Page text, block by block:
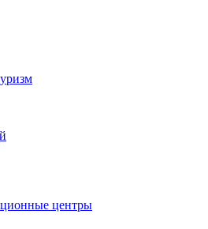
центры